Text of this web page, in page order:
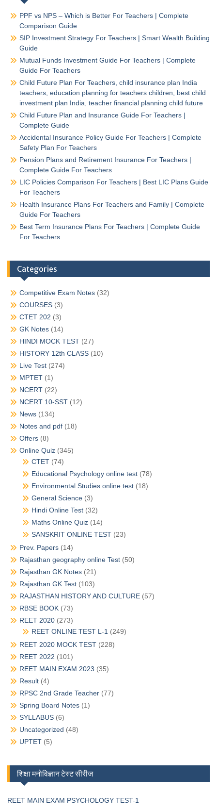
PPF vs NPS – Which is Better For Teachers | Complete
Comparison Guide
SIP Investment Strategy For Teachers | Smart Wealth Building
Guide
Mutual Funds Investment Guide For Teachers | Complete
Guide For Teachers
Child Future Plan For Teachers, child insurance plan India
teachers, education planning for teachers children, best child
investment plan India, teacher financial planning child future
Child Future Plan and Insurance Guide For Teachers |
Complete Guide
Accidental Insurance Policy Guide For Teachers | Complete
Safety Plan For Teachers
Pension Plans and Retirement Insurance For Teachers |
Complete Guide For Teachers
LIC Policies Comparison For Teachers | Best LIC Plans Guide
For Teachers
Health Insurance Plans For Teachers and Family | Complete
Guide For Teachers
Best Term Insurance Plans For Teachers | Complete Guide
For Teachers
Categories
Competitive Exam Notes (32)
COURSES (3)
CTET 202 (3)
GK Notes (14)
HINDI MOCK TEST (27)
HISTORY 12th CLASS (10)
Live Test (274)
MPTET (1)
NCERT (22)
NCERT 10-SST (12)
News (134)
Notes and pdf (18)
Offers (8)
Online Quiz (345)
CTET (74)
Educational Psychology online test (78)
Environmental Studies online test (18)
General Science (3)
Hindi Online Test (32)
Maths Online Quiz (14)
SANSKRIT ONLINE TEST (23)
Prev. Papers (14)
Rajasthan geography online Test (50)
Rajasthan GK Notes (21)
Rajasthan GK Test (103)
RAJASTHAN HISTORY AND CULTURE (57)
RBSE BOOK (73)
REET 2020 (273)
REET ONLINE TEST L-1 (249)
REET 2020 MOCK TEST (228)
REET 2022 (101)
REET MAIN EXAM 2023 (35)
Result (4)
RPSC 2nd Grade Teacher (77)
Spring Board Notes (1)
SYLLABUS (6)
Uncategorized (48)
UPTET (5)
शिक्षा मनोविज्ञान टेस्ट सीरीज
REET MAIN EXAM PSYCHOLOGY TEST-1